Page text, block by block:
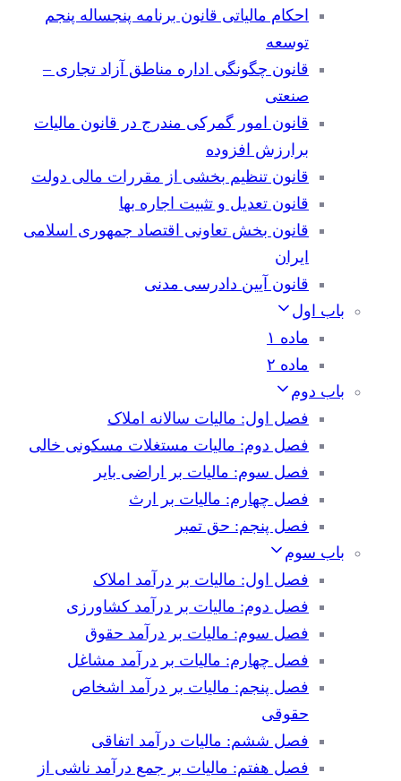
احکام مالیاتی قانون برنامه پنجساله پنجم
توسعه
قانون چگونگی اداره مناطق آزاد تجاری –
صنعتی
قانون امور گمرکی مندرج در قانون مالیات
برارزش افزوده
قانون تنظیم بخشی از مقررات مالی دولت
قانون تعدیل و تثبیت اجاره بها
قانون بخش تعاونی اقتصاد جمهوری اسلامی
ایران
قانون آیین دادرسی مدنی
باب اول
ماده ۱
ماده ۲
باب دوم
فصل اول: مالیات سالانه املاک
فصل دوم: مالیات مستغلات مسکونی خالی
فصل سوم: مالیات بر اراضی بایر
فصل چهارم: مالیات بر ارث
فصل پنجم: حق تمبر
باب سوم
فصل اول: مالیات بر درآمد املاک
فصل دوم: مالیات بر درآمد کشاورزی
فصل سوم: مالیات بر درآمد حقوق
فصل چهارم: مالیات بر درآمد مشاغل
فصل پنجم: مالیات بر درآمد اشخاص
حقوقی
فصل ششم: مالیات درآمد اتفاقی
فصل هفتم: مالیات بر جمع درآمد ناشی از